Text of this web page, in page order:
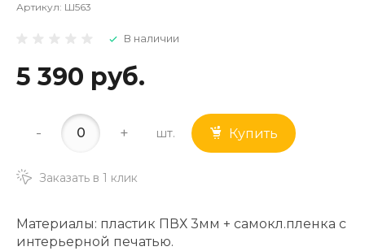
Артикул: Ш563
В наличии
5 390 руб.
- + шт. Купить
Заказать в 1 клик
Материалы: пластик ПВХ 3мм + самокл.пленка с
интерьерной печатью.